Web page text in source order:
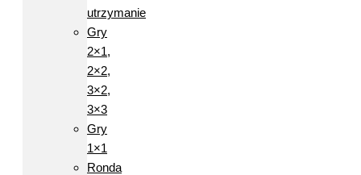
utrzymanie
Gry
2×1,
2×2,
3×2,
3×3
Gry
1×1
Ronda